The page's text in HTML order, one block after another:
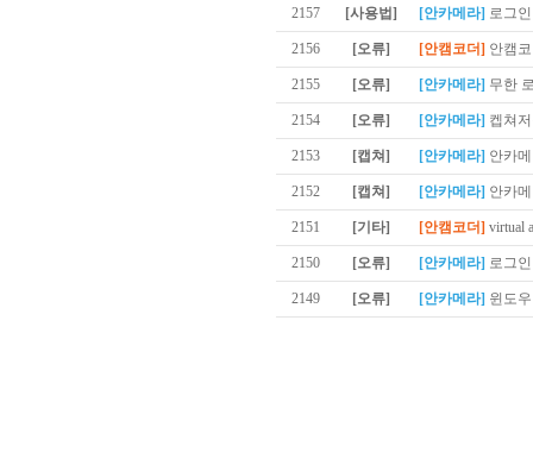
2157 [사용법] [안카메라] 로그
2156 [오류] [안캠코더] 안캠
2155 [오류] [안카메라] 무한
2154 [오류] [안카메라] 켑쳐
2153 [캡쳐] [안카메라] 안카
2152 [캡쳐] [안카메라] 안카
2151 [기타] [안캠코더] virtual
2150 [오류] [안카메라] 로그
2149 [오류] [안카메라] 윈도